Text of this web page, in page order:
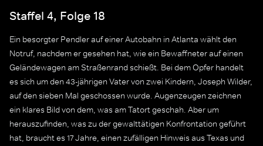
Staffel 4, Folge 18
Ein besorgter Pendler auf einer Autobahn in Atlanta wählt den
Notruf, nachdem er gesehen hat, wie ein Bewaffneter auf einen
Geländewagen am Straßenrand schießt. Bei dem Opfer handelt
es sich um den 43-jährigen Vater von zwei Kindern, Joseph Wilder,
auf den sieben Mal geschossen wurde. Augenzeugen zeichnen
ein klares Bild von dem, was am Tatort geschah. Aber um
herauszufinden, was zu der gewalttätigen Konfrontation geführt
hat, braucht es 17 Jahre, einen zufälligen Hinweis aus Texas und